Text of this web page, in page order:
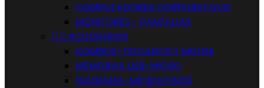
COMPUTADORES CORPORATIVOS
MONITORES - PANTALLAS
  ACCESORIOS
COMBOS-TECLADOS Y MOUSE
MEMORIAS USB-MICRO
DIADEMAS-MICROFONOS